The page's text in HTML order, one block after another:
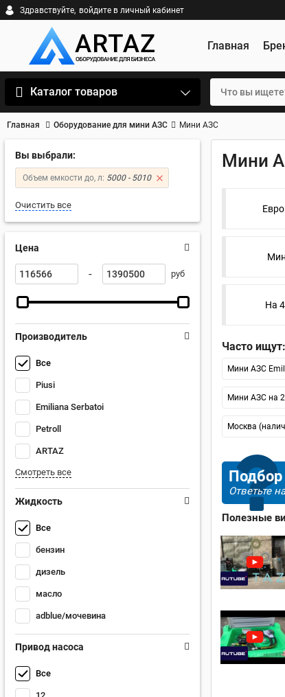
Здравствуйте, войдите в личный кабинет
Главная
Каталог товаров
Главная Оборудование для мини АЗС Мини АЗС
Вы выбрали:
Объем емкости до, л: 5000 - 5010
Очистить все
Цена
- руб
Производитель
Все
Piusi
Emiliana Serbatoi
Petroll
ARTAZ
Смотреть все
Жидкость
Все
бензин
дизель
масло
adblue/мочевина
Привод насоса
Все
Мини
На
Часто ищут:
Мини АЗС
Мини АЗС на
Москва
Подбор
Ответьте
Полезные